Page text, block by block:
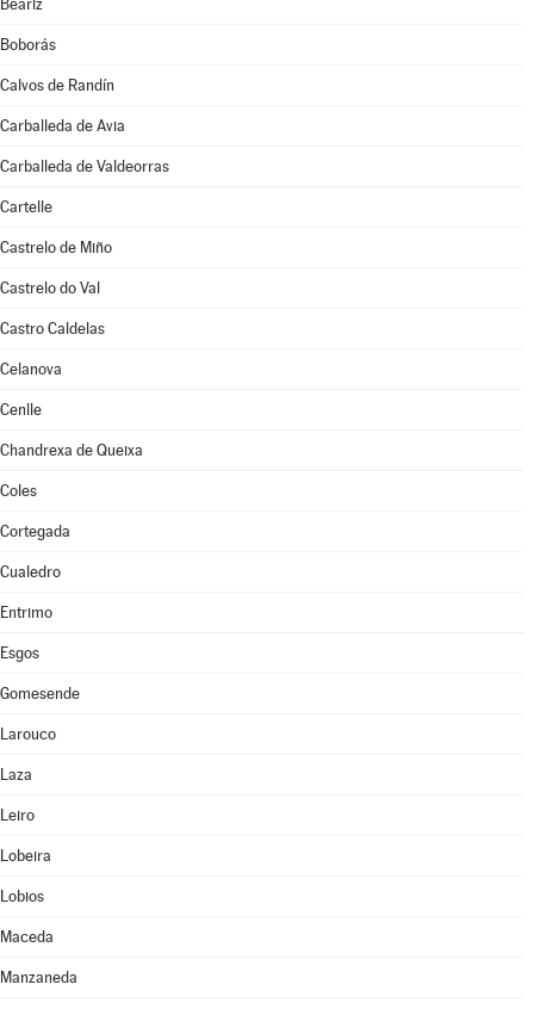
Beariz
Boborás
Calvos de Randín
Carballeda de Avia
Carballeda de Valdeorras
Cartelle
Castrelo de Miño
Castrelo do Val
Castro Caldelas
Celanova
Cenlle
Chandrexa de Queixa
Coles
Cortegada
Cualedro
Entrimo
Esgos
Gomesende
Larouco
Laza
Leiro
Lobeira
Lobios
Maceda
Manzaneda